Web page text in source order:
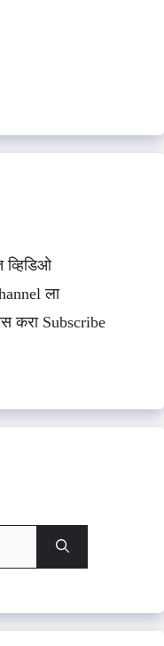
व्हिडिओ
ला
करा Subscribe